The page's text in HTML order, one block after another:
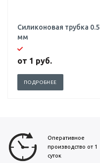
Силиконовая трубка 0.5
мм
от 1 руб.
ПОДРОБНЕЕ
Оперативное
производство от 1
суток